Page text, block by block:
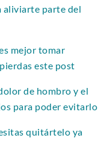
aliviarte parte del
mejor tomar
este post
de hombro y el
para poder evitarlo
quitártelo ya